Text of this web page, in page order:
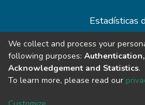
Estadísticas
Redes de
We collect and process your
following purposes:
Acknowledgement and Statistics.
To learn more, please read our